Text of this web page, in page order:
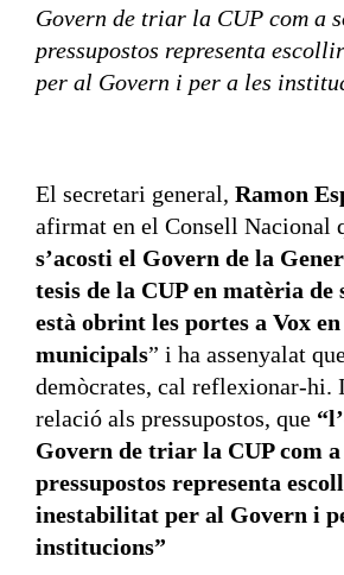
Govern de triar la CUP com a
pressupostos representa
per al Govern i per a les
El secretari general, Ramon
afirmat en el Consell Nacional
s’acosti el Govern de la
tesis de la CUP en matèria de
està obrint les portes a Vox
municipals” i ha assenyalat
demòcrates, cal reflexionar-hi.
relació als pressupostos, que
Govern de triar la CUP com a
pressupostos representa
inestabilitat per al Govern i
institucions”